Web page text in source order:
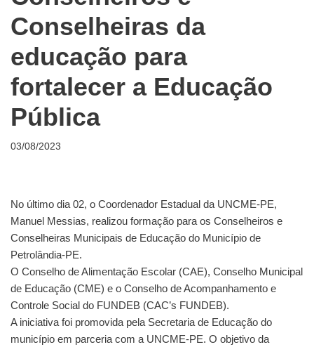
Conselheiras da
educação para
fortalecer a Educação
Pública
03/08/2023
No último dia 02, o Coordenador Estadual da UNCME-PE,
Manuel Messias, realizou formação para os Conselheiros e
Conselheiras Municipais de Educação do Município de
Petrolândia-PE.
O Conselho de Alimentação Escolar (CAE), Conselho Municipal
de Educação (CME) e o Conselho de Acompanhamento e
Controle Social do FUNDEB (CAC’s FUNDEB).
A iniciativa foi promovida pela Secretaria de Educação do
município em parceria com a UNCME-PE. O objetivo da